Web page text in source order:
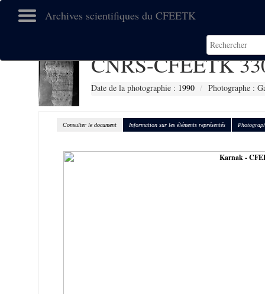
Archives scientifiques du CFEETK
CNRS-CFEETK
Date de la photographie : 1990 Photographe :
Consulter le document Information sur les éléments représentés